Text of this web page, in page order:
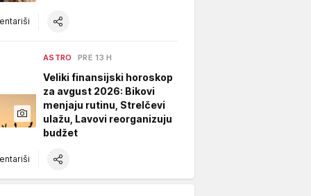
ASTRO PRE 13 H
Veliki finansijski horoskop
za avgust 2026: Bikovi
menjaju rutinu, Strelčevi
ulažu, Lavovi reorganizuju
budžet